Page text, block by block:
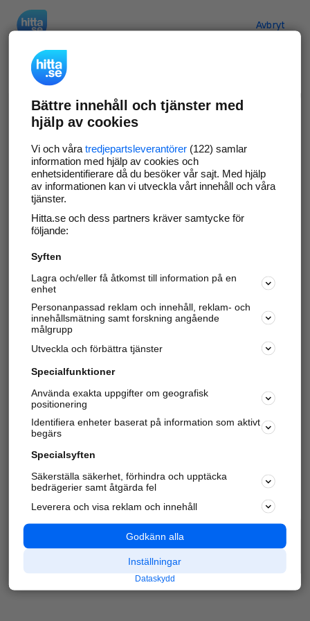
Avbryt
Verifiera ditt företag
Gör som 69 574företag
företagssida på hitta.se och syns bättre mot
kunder i ditt närområde. Helt kostnadsfritt.
Uppdatera din företagsinformation
Svara på och hantera dina omdömen
Har du redan verifierat ditt företag? Logga in
Varje vecka besöker du och4 miljoner
andra
härliga användare oss för att hitta rätt lokal
information om företag, privatpersoner och
platser.
Bättre innehåll och tjänster med
hjälp av cookies
Vi och våra tredjepartsleverantörer(122) samlar
information med hjälp av cookies och
enhetsidentifierare då du besöker vår sajt. Med hjälp
av informationen kan vi utveckla vårt innehåll och våra
tjänster.
Hitta.se och dess partners kräver samtycke för
följande:
Syften
Lagra och/eller få åtkomst till information på en
enhet
Personanpassad reklam och innehåll, reklam- och
innehållsmätning samt forskning angående
målgrupp
Utveckla och förbättra tjänster
Specialfunktioner
Använda exakta uppgifter om geografisk
positionering
Identifiera enheter baserat på information som aktivt
begärs
Specialsyften
Säkerställa säkerhet, förhindra och upptäcka
bedrägerier samt åtgärda fel
Leverera och visa reklam och innehåll
Godkänn alla
Inställningar
Dataskydd